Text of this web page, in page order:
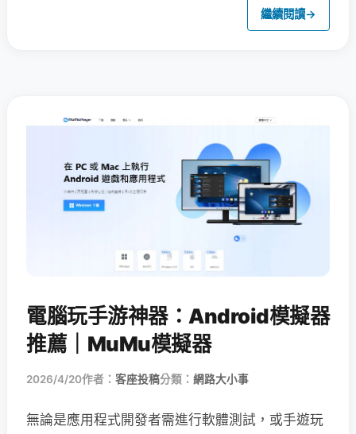
繼續閱讀→
電腦玩手游神器：Android模擬器
推薦｜MuMu模擬器
2026/4/20作者： 客座投稿分類： 網路大小事
無論是應用程式開發者需進行軟體測試，或手遊玩